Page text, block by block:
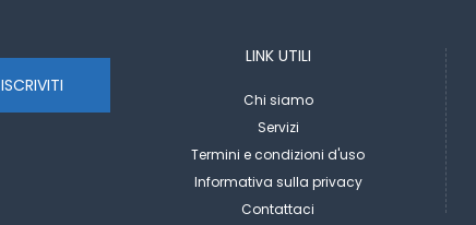
ISCRIVITI
LINK UTILI
Chi siamo
Servizi
Termini e condizioni d'uso
Informativa sulla privacy
Contattaci